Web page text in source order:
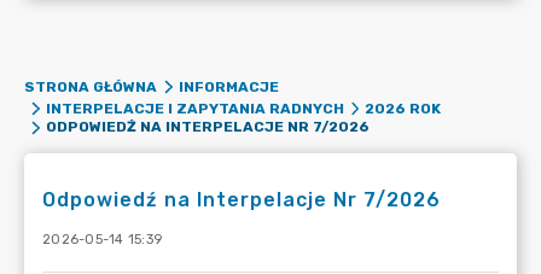
STRONA GŁÓWNA
INFORMACJE
INTERPELACJE I ZAPYTANIA RADNYCH
2026 ROK
ODPOWIEDŹ NA INTERPELACJE NR 7/2026
Odpowiedź na Interpelacje Nr 7/2026
2026-05-14 15:39